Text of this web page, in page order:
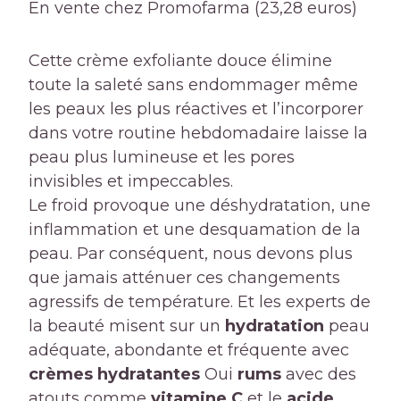
En vente chez Promofarma (23,28 euros)
Cette crème exfoliante douce élimine
toute la saleté sans endommager même
les peaux les plus réactives et l’incorporer
dans votre routine hebdomadaire laisse la
peau plus lumineuse et les pores
invisibles et impeccables.
Le froid provoque une déshydratation, une
inflammation et une desquamation de la
peau. Par conséquent, nous devons plus
que jamais atténuer ces changements
agressifs de température. Et les experts de
la beauté misent sur un hydratation peau
adéquate, abondante et fréquente avec
crèmes hydratantes Oui rums avec des